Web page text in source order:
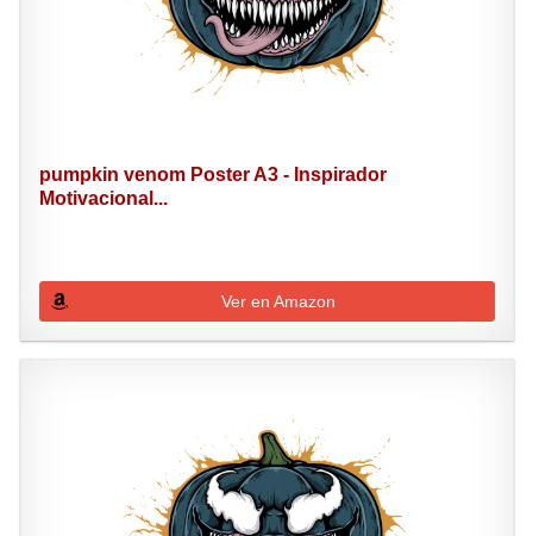
pumpkin venom Poster A3 - Inspirador
Motivacional...
Ver en Amazon